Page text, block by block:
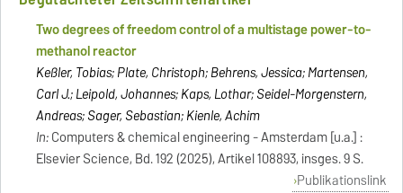
Two degrees of freedom control of a multistage power-to-
methanol reactor
Keßler, Tobias; Plate, Christoph; Behrens, Jessica; Martensen,
Carl J.; Leipold, Johannes; Kaps, Lothar; Seidel-Morgenstern,
Andreas; Sager, Sebastian; Kienle, Achim
In:Computers & chemical engineering - Amsterdam [u.a.] :
Elsevier Science, Bd. 192 (2025), Artikel 108893, insges. 9 S.
Publikationslink